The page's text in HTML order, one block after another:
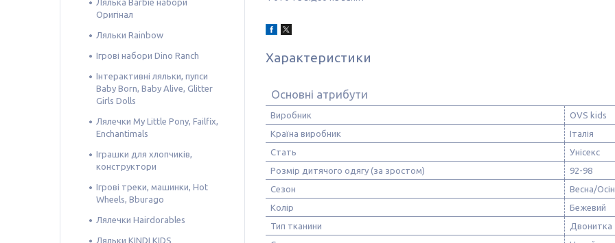
Характеристики
Основні атрибути
Виробник
OVS kids
Країна виробник
Італія
Стать
Унісекс
Розмір дитячого одягу (за зростом)
92-98
Сезон
Весна/
Колір
Бежевий
Тип тканини
Двонитка
Оригінал
Ляльки Rainbow
Ігрові набори Dino Ranch
Інтерактивні ляльки, пупси
Baby Born, Baby Alive, Glitter
Girls Dolls
Лялечки My Little Pony, Failfix,
Enchantimals
Іграшки для хлопчиків,
конструктори
Ігрові треки, машинки, Hot
Wheels, Bburago
Лялечки Hairdorables
Ляльки KINDI KIDS